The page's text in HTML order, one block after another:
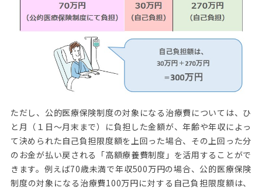
ただし、公的医療保険制度の対象になる治療費については、ひ
と月（１日～月末まで）に負担した金額が、年齢や年収によっ
て決められた自己負担限度額を上回った場合、その上回った分
のお金が払い戻される「高額療養費制度」を活用することがで
きます。例えば70歳未満で年収500万円の場合、公的医療保険
制度の対象になる治療費100万円に対する自己負担限度額は、